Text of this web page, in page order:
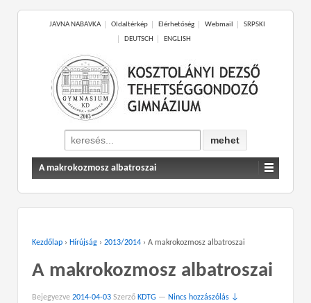
JAVNA NABAVKA Oldaltérkép Elérhetőség Webmail
SRPSKI
DEUTSCH
ENGLISH
Search
for:
A makrokozmosz albatroszai
Kezdőlap › Hírújság › 2013/2014 › A makrokozmosz albatroszai
A makrokozmosz albatroszai
Bejegyezve 2014-04-03 Szerző KDTG — Nincs hozzászólás ↓